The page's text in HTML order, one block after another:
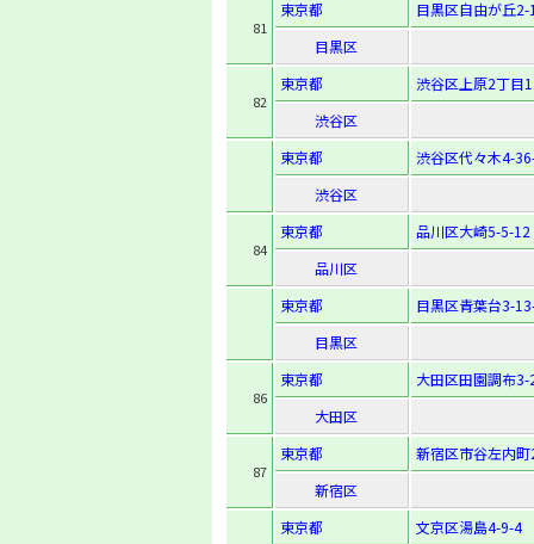
81
東京都
目黒区自由が丘
目黒区
82
東京都
渋谷区上原2丁目
渋谷区
東京都
渋谷区代々木4-
渋谷区
84
東京都
品川区大崎5-5-12
品川区
東京都
目黒区青葉台3-
目黒区
86
東京都
大田区田園調布
大田区
87
東京都
新宿区市谷左内
新宿区
東京都
文京区湯島4-9-4